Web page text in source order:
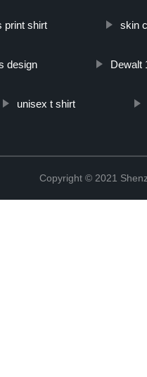
print shirt skin
design Dewalt
unisex t shirt
Copyright © 2021